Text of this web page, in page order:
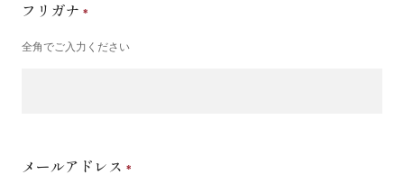
フリガナ
全角でご入力ください
メールアドレス